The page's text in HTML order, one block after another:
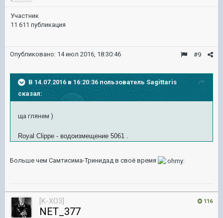
Участник
11 611 публикация
#9
Опубликовано: 14 июл 2016, 18:30:46
В 14.07.2016 в 16:20:36 пользователь Sagittaris
сказал:
ща глянем )
Royal Clippe - водоизмещение 5061 .
Больше чем Самтисима-Тринидад в своё время
116
[K-XO3]
NET_377